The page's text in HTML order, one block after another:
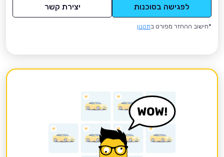
לפגישה בסוכנות יצירת קשר
*חישוב ההחזר מפורט בתקנון